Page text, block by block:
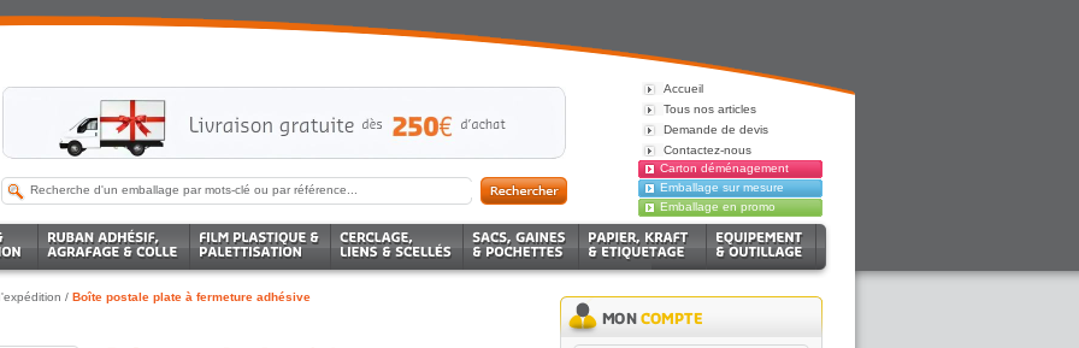
/ Boîte postale plate à fermeture adhésive
Accueil
Tous nos articles
Demande de devis
Contactez-nous
Carton déménagement
Emballage sur mesure
Emballage en promo